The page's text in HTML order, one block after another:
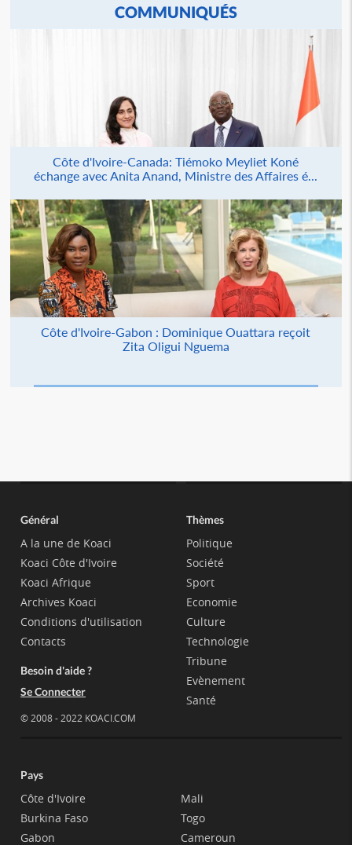
COMMUNIQUÉS
Côte d'Ivoire-Canada: Tiémoko Meyliet Koné
échange avec Anita Anand, Ministre des Affaires é...
Côte d'Ivoire-Gabon : Dominique Ouattara reçoit
Zita Oligui Nguema
Général
A la une de Koaci
Koaci Côte d'Ivoire
Koaci Afrique
Archives Koaci
Conditions d'utilisation
Contacts
Besoin d'aide ?
Se Connecter
© 2008 - 2022 KOACI.COM
Thèmes
Politique
Société
Sport
Economie
Culture
Technologie
Tribune
Evènement
Santé
Pays
Côte d'Ivoire
Burkina Faso
Gabon
Mali
Togo
Cameroun